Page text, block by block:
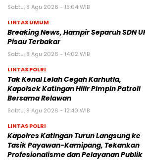
Sabtu, 8 Agu 2026 - 15:04 WIB
LINTAS UMUM
Breaking News, Hampir Separuh SDN
Pisau Terbakar
Sabtu, 8 Agu 2026 - 14:02 WIB
LINTAS POLRI
Tak Kenal Lelah Cegah Karhutla,
Kapolsek Katingan Hilir Pimpin Patroli
Bersama Relawan
Sabtu, 8 Agu 2026 - 12:40 WIB
LINTAS POLRI
Kapolres Katingan Turun Langsung ke
Tasik Payawan-Kamipang, Tekankan
Profesionalisme dan Pelayanan Publik